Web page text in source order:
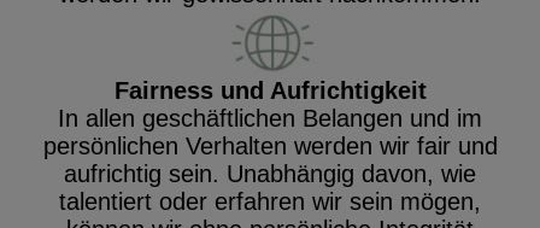
Fairness und Aufrichtigkeit
In allen geschäftlichen Belangen und im
persönlichen Verhalten werden wir fair und
aufrichtig sein. Unabhängig davon, wie
talentiert oder erfahren wir sein mögen,